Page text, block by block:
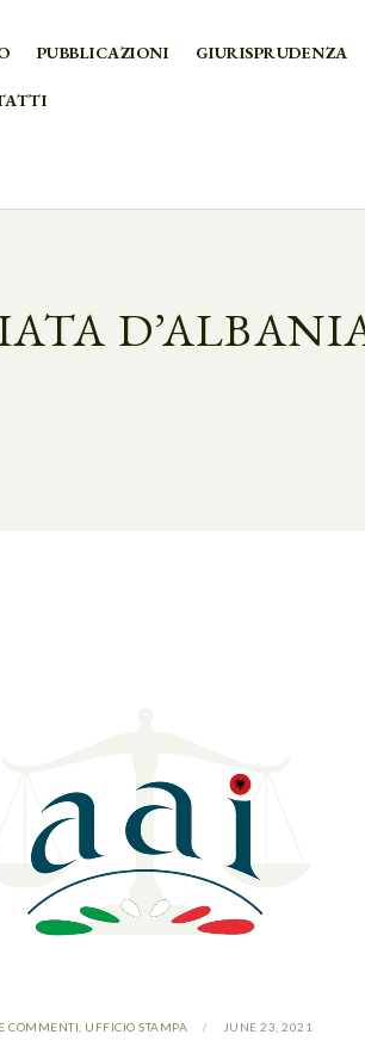
PUBBLICAZIONI GIURISPRUDENZA
COMMENTI UFFICIO STAMPA JUNE 23, 2021